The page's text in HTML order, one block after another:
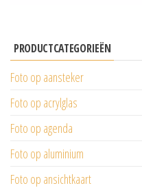
PRODUCTCATEGORIEËN
Foto op aansteker
Foto op acrylglas
Foto op agenda
Foto op aluminium
Foto op ansichtkaart